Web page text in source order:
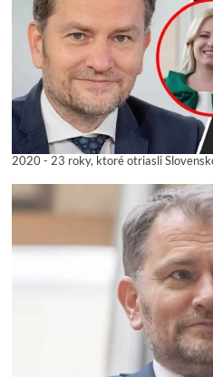
2020 - 23 roky, ktoré otriasli